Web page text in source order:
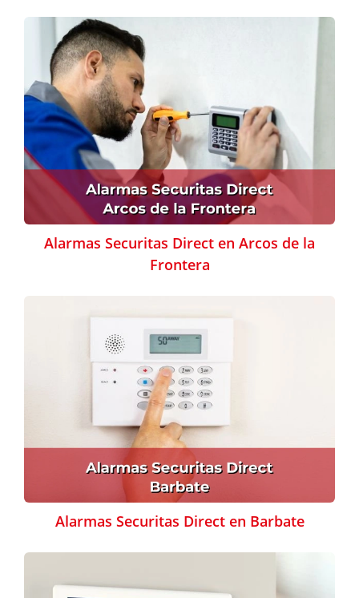
Alarmas Securitas Direct en Arcos de la
Frontera
Alarmas Securitas Direct en Barbate